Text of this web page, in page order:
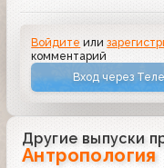
Войдите или
комментарий
Вход через
Другие выпуски
Антропология